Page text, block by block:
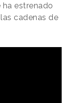
ha estrenado
cadenas de